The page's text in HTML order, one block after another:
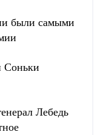
были самыми
Соньки
Лебедь